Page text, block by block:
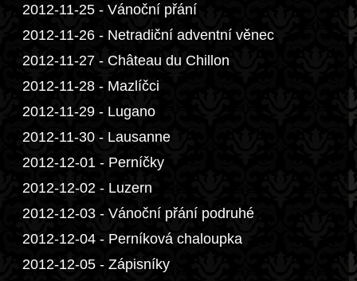
2012-11-25 - Vánoční přání
2012-11-26 - Netradiční adventní věnec
2012-11-27 - Château du Chillon
2012-11-28 - Mazlíčci
2012-11-29 - Lugano
2012-11-30 - Lausanne
2012-12-01 - Perníčky
2012-12-02 - Luzern
2012-12-03 - Vánoční přání podruhé
2012-12-04 - Perníková chaloupka
2012-12-05 - Zápisníky